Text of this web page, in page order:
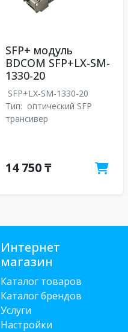
SFP+ модуль
BDCOM SFP+LX-SM-
1330-20
SFP+LX-SM-1330-20
Тип: оптический SFP
трансивер
14 750 ₸
Интернет
магазин
Каталог товаров
Каталог брендов
Услуги
Настройки